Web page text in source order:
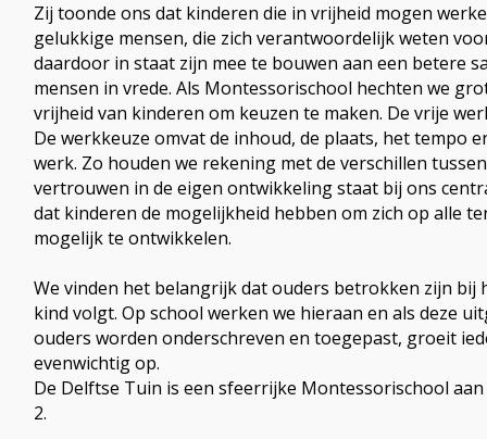
Zij toonde ons dat kinderen die in vrijheid mogen
gelukkige mensen, die zich verantwoordelijk weten
daardoor in staat zijn mee te bouwen aan een betere
mensen in vrede. Als Montessorischool hechten we
vrijheid van kinderen om keuzen te maken. De vrije
De werkkeuze omvat de inhoud, de plaats, het tempo
werk. Zo houden we rekening met de verschillen
vertrouwen in de eigen ontwikkeling staat bij ons
dat kinderen de mogelijkheid hebben om zich op alle
mogelijk te ontwikkelen.
We vinden het belangrijk dat ouders betrokken zijn bij
kind volgt. Op school werken we hieraan en als deze
ouders worden onderschreven en toegepast, groeit
evenwichtig op.
De Delftse Tuin is een sfeerrijke Montessorischool
2.